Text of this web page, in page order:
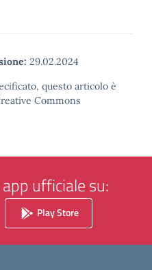
29.02.2024
questo articolo è
Commons
ufficiale su:
Play Store